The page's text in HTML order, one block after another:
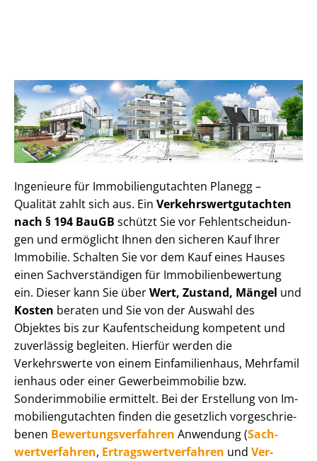
Ingenieure für Im­mo­bi­li­en­gut­ach­ten Planegg –
Qualität zahlt sich aus. Ein Ver­kehrs­wert­gut­ach­ten
nach § 194 BauGB schützt Sie vor Fehl­ent­schei­dun­
gen und ermöglicht Ihnen den sicheren Kauf Ihrer
Immobilie. Schalten Sie vor dem Kauf eines Hauses
einen Sach­ver­stän­di­gen für Im­mo­bi­li­en­be­wer­tung
ein. Dieser kann Sie überWert, Zustand, Mängel und
Kosten beraten und Sie von der Auswahl des
Objektes bis zur Kauf­ent­schei­dung kompetent und
zuverlässig begleiten. Hierfür werden die
Verkehrswerte von einem Einfamilienhaus, Mehr­fa­mi­l
i­en­haus oder einer Ge­wer­be­im­mo­bi­lie bzw.
Sonderimmobilie ermittelt. Bei der Erstellung von Im­
mo­bi­li­en­gut­ach­ten finden die gesetzlich vor­ge­schrie­
be­nen Be­wer­tungs­ver­fah­ren Anwendung (Sach­
wert­ver­fah­ren, Er­trags­wert­ver­fah­ren und Ver­